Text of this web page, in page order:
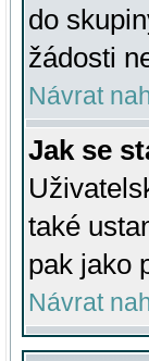
do
žádosti
Návrat
Jak se
také
pak jako
Návrat